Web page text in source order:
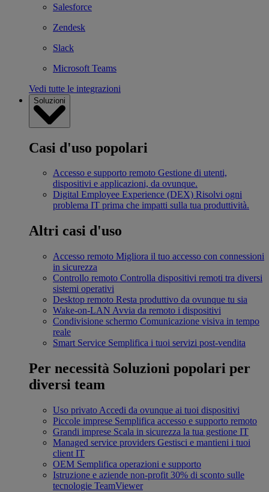
Salesforce
Zendesk
Slack
Microsoft Teams
Vedi tutte le integrazioni
Soluzioni
Casi d'uso popolari
Accesso e supporto remoto Gestione di utenti,
dispositivi e applicazioni, da ovunque.
Digital Employee Experience (DEX) Risolvi ogni
problema IT prima che impatti sulla tua produttività.
Altri casi d'uso
Accesso remoto Migliora il tuo accesso con connessioni
in sicurezza
Controllo remoto Controlla dispositivi remoti tra diversi
sistemi operativi
Desktop remoto Resta produttivo da ovunque tu sia
Wake-on-LAN Avvia da remoto i dispositivi
Condivisione schermo Comunicazione visiva in tempo
reale
Smart Service Semplifica i tuoi servizi post-vendita
Per necessità Soluzioni popolari per
diversi team
Uso privato Accedi da ovunque ai tuoi dispositivi
Piccole imprese Semplifica accesso e supporto remoto
Grandi imprese Scala in sicurezza la tua gestione IT
Managed service providers Gestisci e mantieni i tuoi
client IT
OEM Semplifica operazioni e supporto
Istruzione e aziende non-profit 30% di sconto sulle
tecnologie TeamViewer